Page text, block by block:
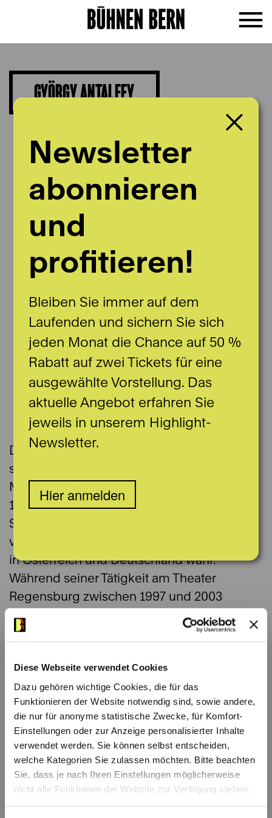
Diese Webseite verwendet Cookies
Dazu gehören wichtige Cookies, die für das
Funktionieren der Website notwendig sind, sowie andere,
die nur für anonyme statistische Zwecke, für Komfort-
Einstellungen oder zur Anzeige personalisierter Inhalte
verwendet werden. Sie können selbst entscheiden,
welche Kategorien Sie zulassen möchten. Bitte beachten
Sie, dass je nach Ihren Einstellungen möglicherweise
nicht alle Funktionen der Website zur Verfügung stehen.
GYÖRGY ANTALFFY
Der ungarische Bass György Antalffy
studierte Gesang an der Hochschule für
Musik und darstellende Kunst in Wien. Von
1986 bis 1992 war er Chormitglied des
Stadttheater Bern, danach nahm er
verschiedene Engagements in der Schweiz,
in Österreich und Deutschland wahr.
Während seiner Tätigkeit am Theater
Regensburg zwischen 1997 und 2003
interpretierte er u. a. die Rollen des
Monterone in
, Micha in Die
Commendatore inDon Giovanni
inDon Carlos. Darüber hinaus wirkte er
mehrere Jahre im Festspielchor der
Bayreuther Festspiele mit. Seit 2003 ist er als
festes Mitglied des Chors zurück bei
Bühnen Bern, wo er u. a. den Sprecher in der
Zauberflötesowie Brutamonte inFierrabras
verkörperte. In der Spielzeit 2025/26 ist er als
Newsletter
abonnieren
und
profitieren!
Bleiben Sie immer auf dem
Laufenden und sichern Sie sich
jeden Monat die Chance auf 50 %
Rabatt auf zwei Tickets für eine
ausgewählte Vorstellung. Das
aktuelle Angebot erfahren Sie
jeweils in unserem Highlight-
Newsletter.
Hier anmelden